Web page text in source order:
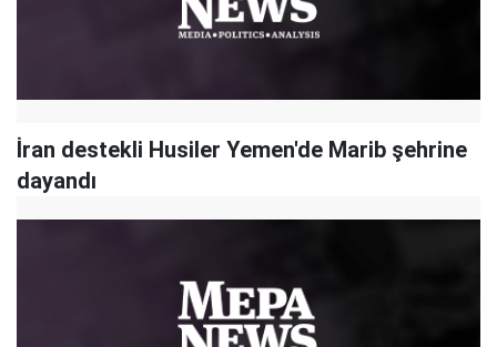
İran destekli Husiler Yemen'de Marib şehrine
dayandı